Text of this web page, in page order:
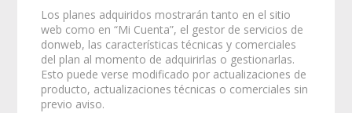
Los planes adquiridos mostrarán tanto en el sitio
web como en “Mi Cuenta”, el gestor de servicios de
donweb, las características técnicas y comerciales
del plan al momento de adquirirlas o gestionarlas.
Esto puede verse modificado por actualizaciones de
producto, actualizaciones técnicas o comerciales sin
previo aviso.